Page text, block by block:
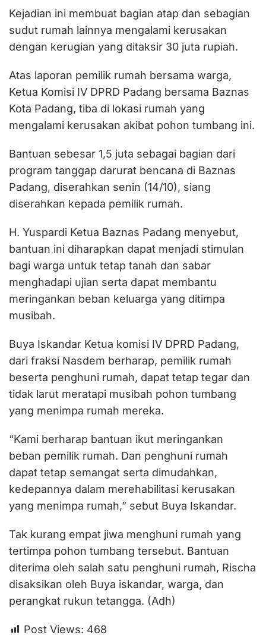
Kejadian ini membuat bagian atap dan sebagian
sudut rumah lainnya mengalami kerusakan
dengan kerugian yang ditaksir 30 juta rupiah.
Atas laporan pemilik rumah bersama warga,
Ketua Komisi IV DPRD Padang bersama Baznas
Kota Padang, tiba di lokasi rumah yang
mengalami kerusakan akibat pohon tumbang ini.
Bantuan sebesar 1,5 juta sebagai bagian dari
program tanggap darurat bencana di Baznas
Padang, diserahkan senin (14/10), siang
diserahkan kepada pemilik rumah.
H. Yuspardi Ketua Baznas Padang menyebut,
bantuan ini diharapkan dapat menjadi stimulan
bagi warga untuk tetap tanah dan sabar
menghadapi ujian serta dapat membantu
meringankan beban keluarga yang ditimpa
musibah.
Buya Iskandar Ketua komisi IV DPRD Padang,
dari fraksi Nasdem berharap, pemilik rumah
beserta penghuni rumah, dapat tetap tegar dan
tidak larut meratapi musibah pohon tumbang
yang menimpa rumah mereka.
“Kami berharap bantuan ikut meringankan
beban pemilik rumah. Dan penghuni rumah
dapat tetap semangat serta dimudahkan,
kedepannya dalam merehabilitasi kerusakan
yang menimpa rumah,” sebut Buya Iskandar.
Tak kurang empat jiwa menghuni rumah yang
tertimpa pohon tumbang tersebut. Bantuan
diterima oleh salah satu penghuni rumah, Rischa
disaksikan oleh Buya iskandar, warga, dan
perangkat rukun tetangga. (Adh)
Post Views: 468